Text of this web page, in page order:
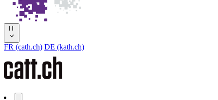
IT
FR (cath.ch) DE (kath.ch)